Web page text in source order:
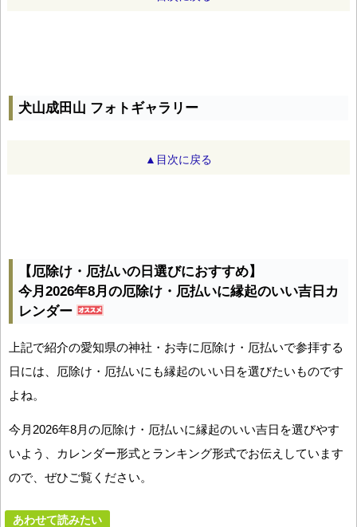
犬山成田山 フォトギャラリー
▲目次に戻る
【厄除け・厄払いの日選びにおすすめ】
今月2026年8月の厄除け・厄払いに縁起のいい吉日カ
レンダー
上記で紹介の愛知県の神社・お寺に厄除け・厄払いで参拝する
日には、厄除け・厄払いにも縁起のいい日を選びたいものです
よね。
今月2026年8月の厄除け・厄払いに縁起のいい吉日を選びやす
いよう、カレンダー形式とランキング形式でお伝えしています
ので、ぜひご覧ください。
あわせて読みたい